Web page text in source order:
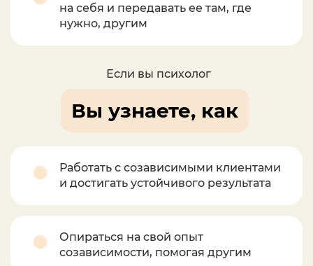
на себя и передавать ее там, где
нужно, другим
Если вы психолог
Вы узнаете, как
Работать с созависимыми клиентами
и достигать устойчивого результата
Опираться на свой опыт
созависимости, помогая другим